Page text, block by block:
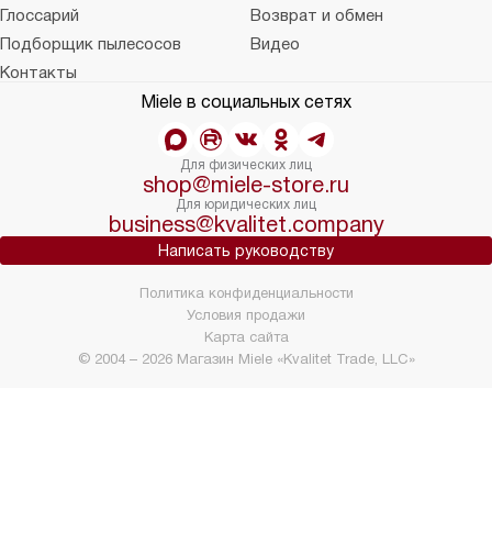
Глоссарий
Возврат и обмен
Подборщик пылесосов
Видео
Контакты
Miele в социальных сетях
Для физических лиц
shop@miele-store.ru
Для юридических лиц
business@kvalitet.company
Написать руководству
© 2004 – 2026 Магазин Miele «Kvalitet Trade, LLC»
Политика конфиденциальности
Условия продажи
Карта сайта